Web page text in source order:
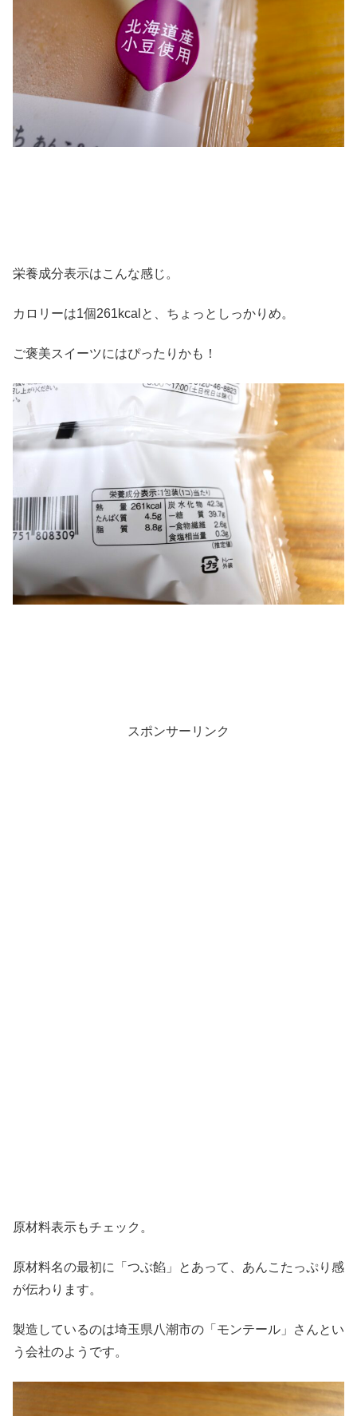
栄養成分表示はこんな感じ。
カロリーは1個261kcalと、ちょっとしっかりめ。
ご褒美スイーツにはぴったりかも！
スポンサーリンク
原材料表示もチェック。
原材料名の最初に「つぶ餡」とあって、あんこたっぷり感
が伝わります。
製造しているのは埼玉県八潮市の「モンテール」さんとい
う会社のようです。